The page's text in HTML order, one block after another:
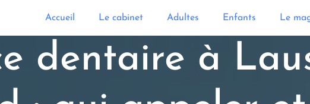
Accueil Le cabinet Adultes Enfants Le
dentaire à